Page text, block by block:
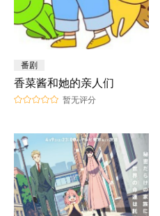
番剧
香菜酱和她的亲人们
暂无评分